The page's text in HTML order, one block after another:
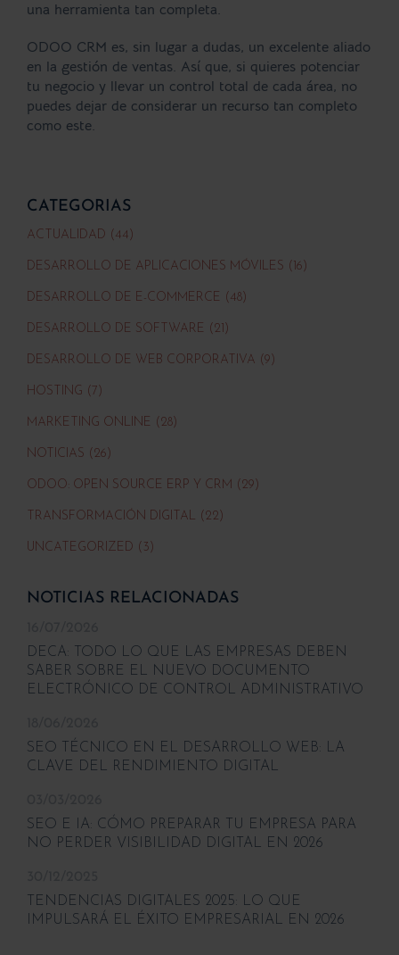
una herramienta tan completa.
ODOO CRM es, sin lugar a dudas, un excelente aliado
en la gestión de ventas. Así que, si quieres potenciar
tu negocio y llevar un control total de cada área, no
puedes dejar de considerar un recurso tan completo
como este.
CATEGORIAS
ACTUALIDAD (44)
DESARROLLO DE APLICACIONES MÓVILES (16)
DESARROLLO DE E-COMMERCE (48)
DESARROLLO DE SOFTWARE (21)
DESARROLLO DE WEB CORPORATIVA (9)
HOSTING (7)
MARKETING ONLINE (28)
NOTICIAS (26)
ODOO: OPEN SOURCE ERP Y CRM (29)
TRANSFORMACIÓN DIGITAL (22)
UNCATEGORIZED (3)
NOTICIAS RELACIONADAS
DECA: TODO LO QUE LAS EMPRESAS DEBEN
SABER SOBRE EL NUEVO DOCUMENTO
ELECTRÓNICO DE CONTROL ADMINISTRATIVO
SEO TÉCNICO EN EL DESARROLLO WEB: LA
CLAVE DEL RENDIMIENTO DIGITAL
SEO E IA: CÓMO PREPARAR TU EMPRESA PARA
NO PERDER VISIBILIDAD DIGITAL EN 2026
TENDENCIAS DIGITALES 2025: LO QUE
IMPULSARÁ EL ÉXITO EMPRESARIAL EN 2026